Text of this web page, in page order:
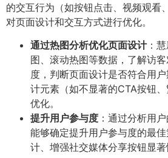
的交互行为（如按钮点击、视频观看
对页面设计和交互方式进行优化。
通过热图分析优化页面设计：
图、滚动热图等数据，了解访
度，判断页面设计是否符合用
计元素（如不显著的CTA按钮
优化。
提升用户参与度 ：通过分析用
能够确定提升用户参与度的最
计、增强社交媒体分享按钮显著